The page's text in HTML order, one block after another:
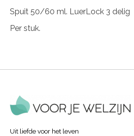
Spuit 50/60 ml. LuerLock 3 delig
Per stuk.
Uit liefde voor het leven